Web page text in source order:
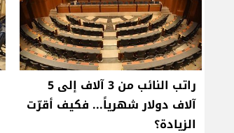
راتب النائب من 3 آلاف إلى 5
آلاف دولار شهرياً... فكيف أقرّت
الزيادة؟